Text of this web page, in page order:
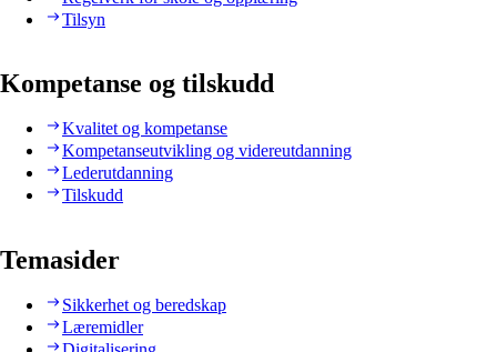
Tilsyn
Kompetanse og tilskudd
Kvalitet og kompetanse
Kompetanseutvikling og videreutdanning
Lederutdanning
Tilskudd
Temasider
Sikkerhet og beredskap
Læremidler